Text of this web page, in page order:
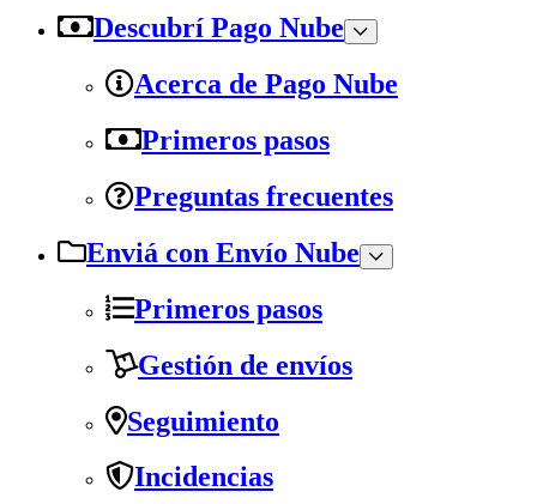
Descubrí Pago Nube
Acerca de Pago Nube
Primeros pasos
Preguntas frecuentes
Enviá con Envío Nube
Primeros pasos
Gestión de envíos
Seguimiento
Incidencias